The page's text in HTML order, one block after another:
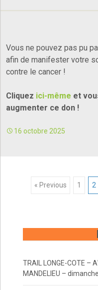
Vous ne pouvez pas pu
afin de manifester votre
contre le cancer !
Cliquez ici-même et
augmenter ce don !
16 octobre 2025
Posts
« Previous 1 2
TRAIL LONGE-COTE –
MANDELIEU –